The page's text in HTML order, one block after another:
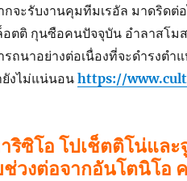
กจะรับงานคุมทีมเรอัล มาดริด
อตติ กุนซือคนปัจจุบัน อำลาสโม
รถนาอย่างต่อเนื่องที่จะดำรงต
ยังไม่แน่นอน https://
าริซิโอ โปเช็ตติโน่แล
ช่วงต่อจากอันโตนิโอ